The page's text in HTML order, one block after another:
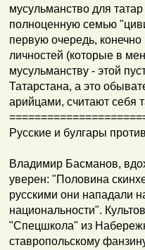
мусульманство для
полноценную семью
первую очередь,
личностей (которые в
мусульманству - этой
Татарстана, а это
арийцами, считают себя
Русские и булгары
Владимир Басманов,
уверен: "Половина
русскими они нападали
национальности".
"Спецшкола" из
ставропольскому